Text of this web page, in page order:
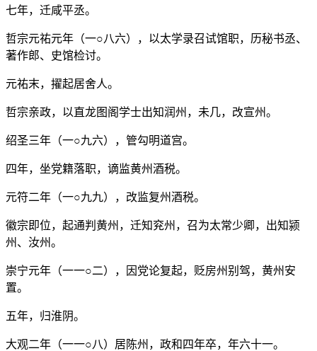
七年，迁咸平丞。
哲宗元祐元年（一○八六），以太学录召试馆职，历秘书丞、
著作郎、史馆检讨。
元祐末，擢起居舍人。
哲宗亲政，以直龙图阁学士出知润州，未几，改宣州。
绍圣三年（一○九六），管勾明道宫。
四年，坐党籍落职，谪监黄州酒税。
元符二年（一○九九），改监复州酒税。
徽宗即位，起通判黄州，迁知兖州，召为太常少卿，出知颍
州、汝州。
崇宁元年（一一○二），因党论复起，贬房州别驾，黄州安
置。
五年，归淮阴。
大观二年（一一○八）居陈州，政和四年卒，年六十一。